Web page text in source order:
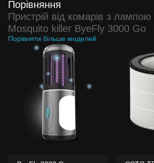
Порівняння
Пристрій від комарів з
Mosquito killer ByeFly 3000 Go
Порівняти більше моделей